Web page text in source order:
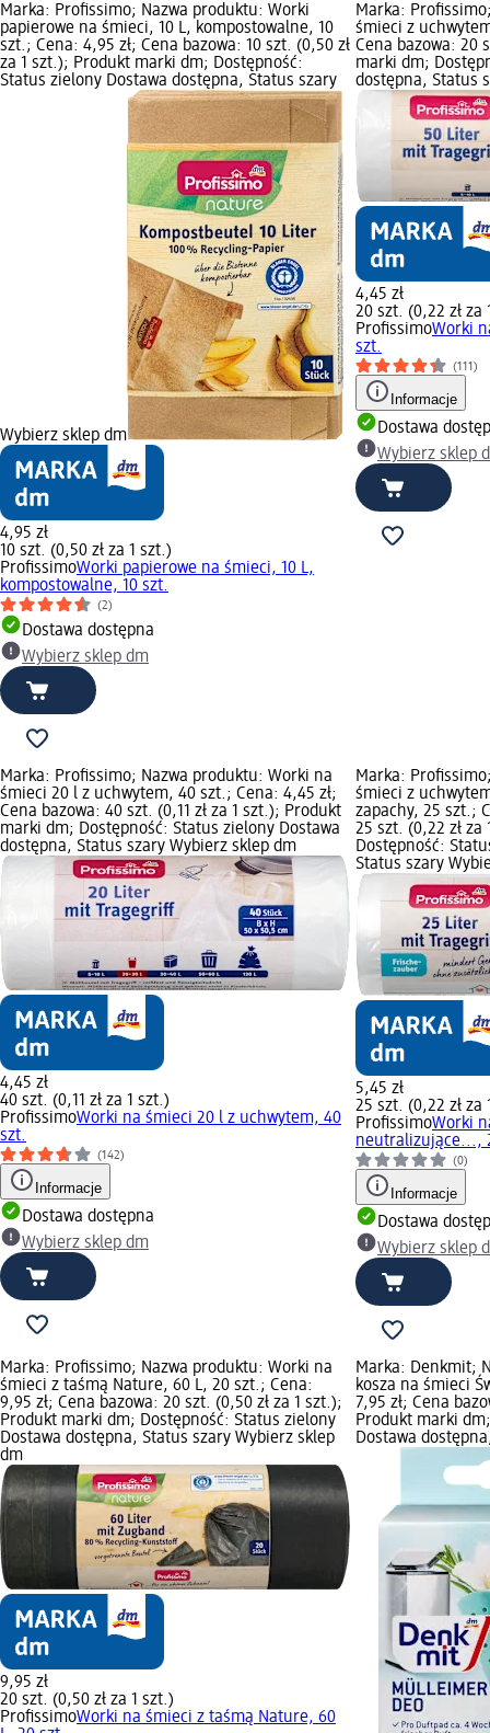
Marka: Profissimo; Nazwa produktu: Worki
papierowe na śmieci, 10 L, kompostowalne, 10
szt.; Cena: 4,95 zł; Cena bazowa: 10 szt. (0,50 zł
za 1 szt.); Produkt marki dm; Dostępność:
Status zielony Dostawa dostępna, Status szary
Wybierz sklep dm
4,95 zł
10 szt. (0,50 zł za 1 szt.)
ProfissimoWorki papierowe na śmieci, 10 L,
kompostowalne, 10 szt.
(2)
Dostawa dostępna
Wybierz sklep dm
Marka:
śmieci z
Cena bazowa: 20
marki dm;
dostępna, Status
4,45 zł
20 szt. (0,22 zł za
ProfissimoWorki
szt.
(111)
Informacje
Dostawa
Wybierz sklep
Marka: Profissimo; Nazwa produktu: Worki na
śmieci 20 l z uchwytem, 40 szt.; Cena: 4,45 zł;
Cena bazowa: 40 szt. (0,11 zł za 1 szt.); Produkt
marki dm; Dostępność: Status zielony Dostawa
dostępna, Status szary Wybierz sklep dm
4,45 zł
40 szt. (0,11 zł za 1 szt.)
ProfissimoWorki na śmieci 20 l z uchwytem, 40
szt.
(142)
Informacje
Dostawa dostępna
Wybierz sklep dm
Marka:
śmieci z
zapachy, 25 szt.;
25 szt. (0,22 zł
Dostępność:
Status szary
5,45 zł
25 szt. (0,22 zł za
ProfissimoWorki
neutralizujące...,
(0)
Informacje
Dostawa
Wybierz sklep
Marka: Profissimo; Nazwa produktu: Worki na
śmieci z taśmą Nature, 60 L, 20 szt.; Cena:
9,95 zł; Cena bazowa: 20 szt. (0,50 zł za 1 szt.);
Produkt marki dm; Dostępność: Status zielony
Dostawa dostępna, Status szary Wybierz sklep
dm
9,95 zł
20 szt. (0,50 zł za 1 szt.)
ProfissimoWorki na śmieci z taśmą Nature, 60
Marka: Denkmit;
kosza na śmieci
7,95 zł; Cena
Produkt marki
Dostawa